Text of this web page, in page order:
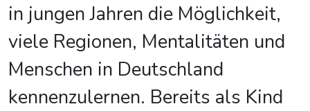
in jungen Jahren die Möglichkeit,
viele Regionen, Mentalitäten und
Menschen in Deutschland
kennenzulernen. Bereits als Kind